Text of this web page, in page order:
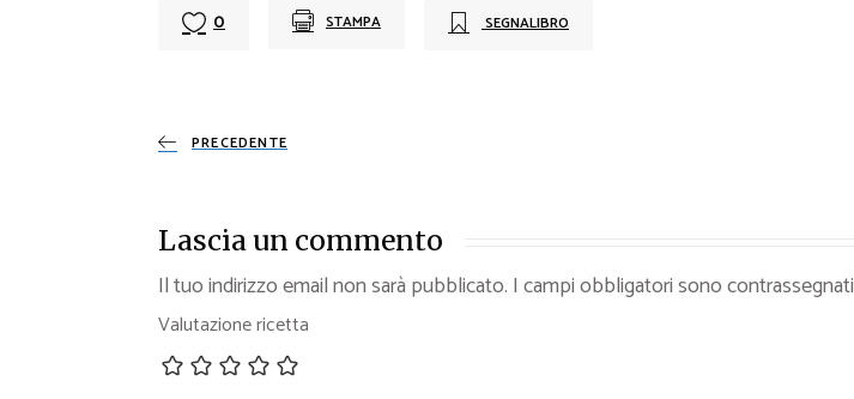
0 STAMPA SEGNALIBRO
PRECEDENTE
Lascia un commento
Il tuo indirizzo email non sarà pubblicato. I campi obbligatori sono contrassegnati
Valutazione ricetta